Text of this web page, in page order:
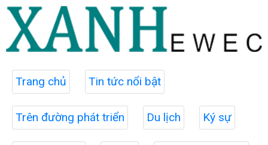
Trang chủ Tin tức nổi bật
Trên đường phát triển Du lịch Ký sự